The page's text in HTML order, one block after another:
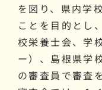
を図り、県内学
ことを目的とし
校栄養士会、学
ー）、島根県学
の審査員で審査